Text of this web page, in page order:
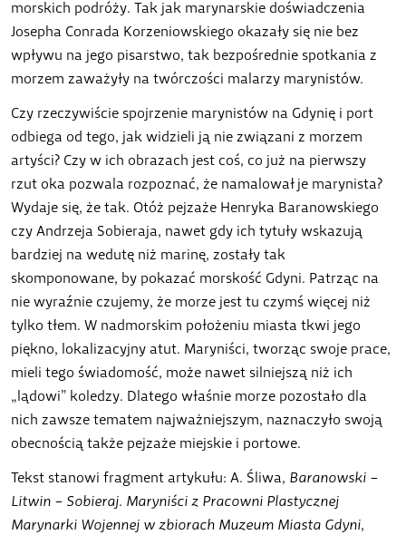
morskich podróży. Tak jak marynarskie doświadczenia
Josepha Conrada Korzeniowskiego okazały się nie bez
wpływu na jego pisarstwo, tak bezpośrednie spotkania z
morzem zaważyły na twórczości malarzy marynistów.
Czy rzeczywiście spojrzenie marynistów na Gdynię i port
odbiega od tego, jak widzieli ją nie związani z morzem
artyści? Czy w ich obrazach jest coś, co już na pierwszy
rzut oka pozwala rozpoznać, że namalował je marynista?
Wydaje się, że tak. Otóż pejzaże Henryka Baranowskiego
czy Andrzeja Sobieraja, nawet gdy ich tytuły wskazują
bardziej na wedutę niż marinę, zostały tak
skomponowane, by pokazać morskość Gdyni. Patrząc na
nie wyraźnie czujemy, że morze jest tu czymś więcej niż
tylko tłem. W nadmorskim położeniu miasta tkwi jego
piękno, lokalizacyjny atut. Maryniści, tworząc swoje prace,
mieli tego świadomość, może nawet silniejszą niż ich
„lądowi” koledzy. Dlatego właśnie morze pozostało dla
nich zawsze tematem najważniejszym, naznaczyło swoją
obecnością także pejzaże miejskie i portowe.
Tekst stanowi fragment artykułu: A. Śliwa, Baranowski –
Litwin – Sobieraj. Maryniści z Pracowni Plastycznej
Marynarki Wojennej w zbiorach Muzeum Miasta Gdyni,